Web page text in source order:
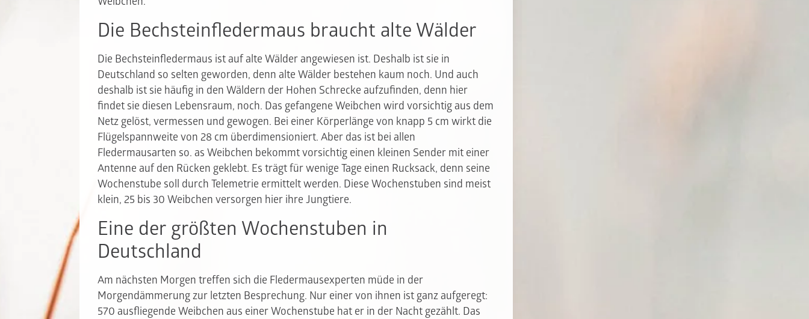
Die Bechsteinfledermaus braucht alte Wälder
Die Bechsteinfledermaus ist auf alte Wälder angewiesen ist. Deshalb ist sie in
Deutschland so selten geworden, denn alte Wälder bestehen kaum noch. Und auch
deshalb ist sie häufig in den Wäldern der Hohen Schrecke aufzufinden, denn hier
findet sie diesen Lebensraum, noch. Das gefangene Weibchen wird vorsichtig aus dem
Netz gelöst, vermessen und gewogen. Bei einer Körperlänge von knapp 5 cm wirkt die
Flügelspannweite von 28 cm überdimensioniert. Aber das ist bei allen
Fledermausarten so. as Weibchen bekommt vorsichtig einen kleinen Sender mit einer
Antenne auf den Rücken geklebt. Es trägt für wenige Tage einen Rucksack, denn seine
Wochenstube soll durch Telemetrie ermittelt werden. Diese Wochenstuben sind meist
klein, 25 bis 30 Weibchen versorgen hier ihre Jungtiere.
Eine der größten Wochenstuben in
Deutschland
Am nächsten Morgen treffen sich die Fledermausexperten müde in der
Morgendämmerung zur letzten Besprechung. Nur einer von ihnen ist ganz aufgeregt:
570 ausfliegende Weibchen aus einer Wochenstube hat er in der Nacht gezählt. Das